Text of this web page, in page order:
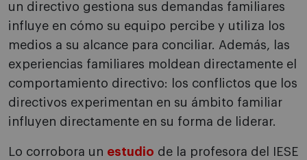
un directivo gestiona sus demandas familiares
influye en cómo su equipo percibe y utiliza los
medios a su alcance para conciliar. Además, las
experiencias familiares moldean directamente el
comportamiento directivo: los conflictos que los
directivos experimentan en su ámbito familiar
influyen directamente en su forma de liderar.
Lo corrobora un estudio de la profesora del IESE